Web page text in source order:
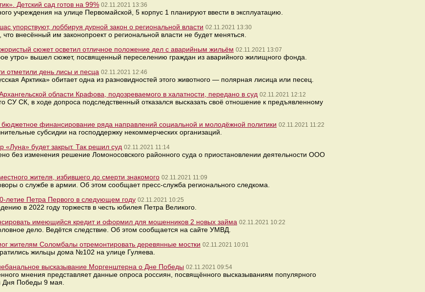
Детский сад готов на 99% 02.11.2021 13:36
учреждения на улице Первомайской, 5 корпус 1 планируют ввести в эксплуатацию.
упорствуют, лоббируя дурной закон о региональной власти 02.11.2021 13:30
внесённый им законопроект о региональной власти не будет меняться.
сюжет осветил отличное положение дел с аварийным жильём 02.11.2021 13:07
утро» вышел сюжет, посвященный переселению граждан из аварийного жилищного фонда.
отметили день лисы и песца 02.11.2021 12:46
Арктика» обитает одна из разновидностей этого животного — полярная лисица или песец.
области Крафова, подозреваемого в халатности, передано в суд 02.11.2021 12:12
СУ СК, в ходе допроса подследственный отказался высказать своё отношение к предъявленному
финансирование ряда направлений социальной и молодёжной политики 02.11.2021 11:22
субсидии на господдержку некоммерческих организаций.
«Луна» будет закрыт. Так решил суд 02.11.2021 11:14
без изменения решение Ломоносовского районного суда о приостановлении деятельности ООО
жителя, избившего до смерти знакомого 02.11.2021 11:09
о службе в армии. Об этом сообщает пресс-служба регионального следкома.
Петра Первого в следующем году 02.11.2021 10:25
в 2022 году торжеств в честь юбилея Петра Великого.
имеющийся кредит и оформил для мошенников 2 новых займа 02.11.2021 10:22
дело. Ведётся следствие. Об этом сообщается на сайте УМВД.
жителям Соломбалы отремонтировать деревянные мостки 02.11.2021 10:01
жильцы дома №102 на улице Гуляева.
высказывание Моргенштерна о Дне Победы 02.11.2021 09:54
мнения представляет данные опроса россиян, посвящённого высказываниям популярного
Дня Победы 9 мая.